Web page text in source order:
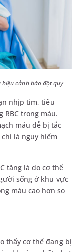
hiệu cảnh báo đột quỵ
nhịp tim, tiêu
RBC trong máu.
máu dễ bị tắc
là nguy hiểm
tăng là do cơ thể
sống ở khu vực
máu cao hơn so
thấy cơ thể đang bị